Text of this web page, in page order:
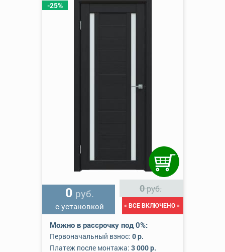
-25%
0 руб.
с установкой
0руб.
« ВСЕ ВКЛЮЧЕНО »
Можно в рассрочку под 0%:
Первоначальный взнос: 0 р.
Платеж после монтажа: 3 000 р.